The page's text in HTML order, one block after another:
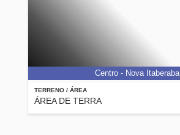
TERRENO / ÁREA
ÁREA DE TERRA
Centro - Nova Itaberaba